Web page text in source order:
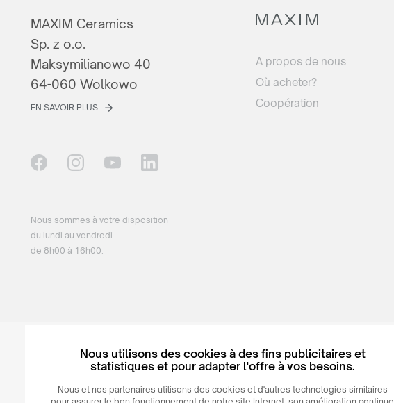
MAXIM Ceramics
Sp. z o.o.
Maksymilianowo 40
64-060 Wolkowo
EN SAVOIR PLUS
Nous sommes à votre disposition
du lundi au vendredi
de 8h00 à 16h00.
A propos de nous
Où acheter?
Coopération
© 2026 MAXIMCeramics Sp. z o. o.
Nous utilisons des cookies à des fins publicitaires et
statistiques et pour adapter l'offre à vos besoins.
Nous et nos partenaires utilisons des cookies et d'autres technologies similaires